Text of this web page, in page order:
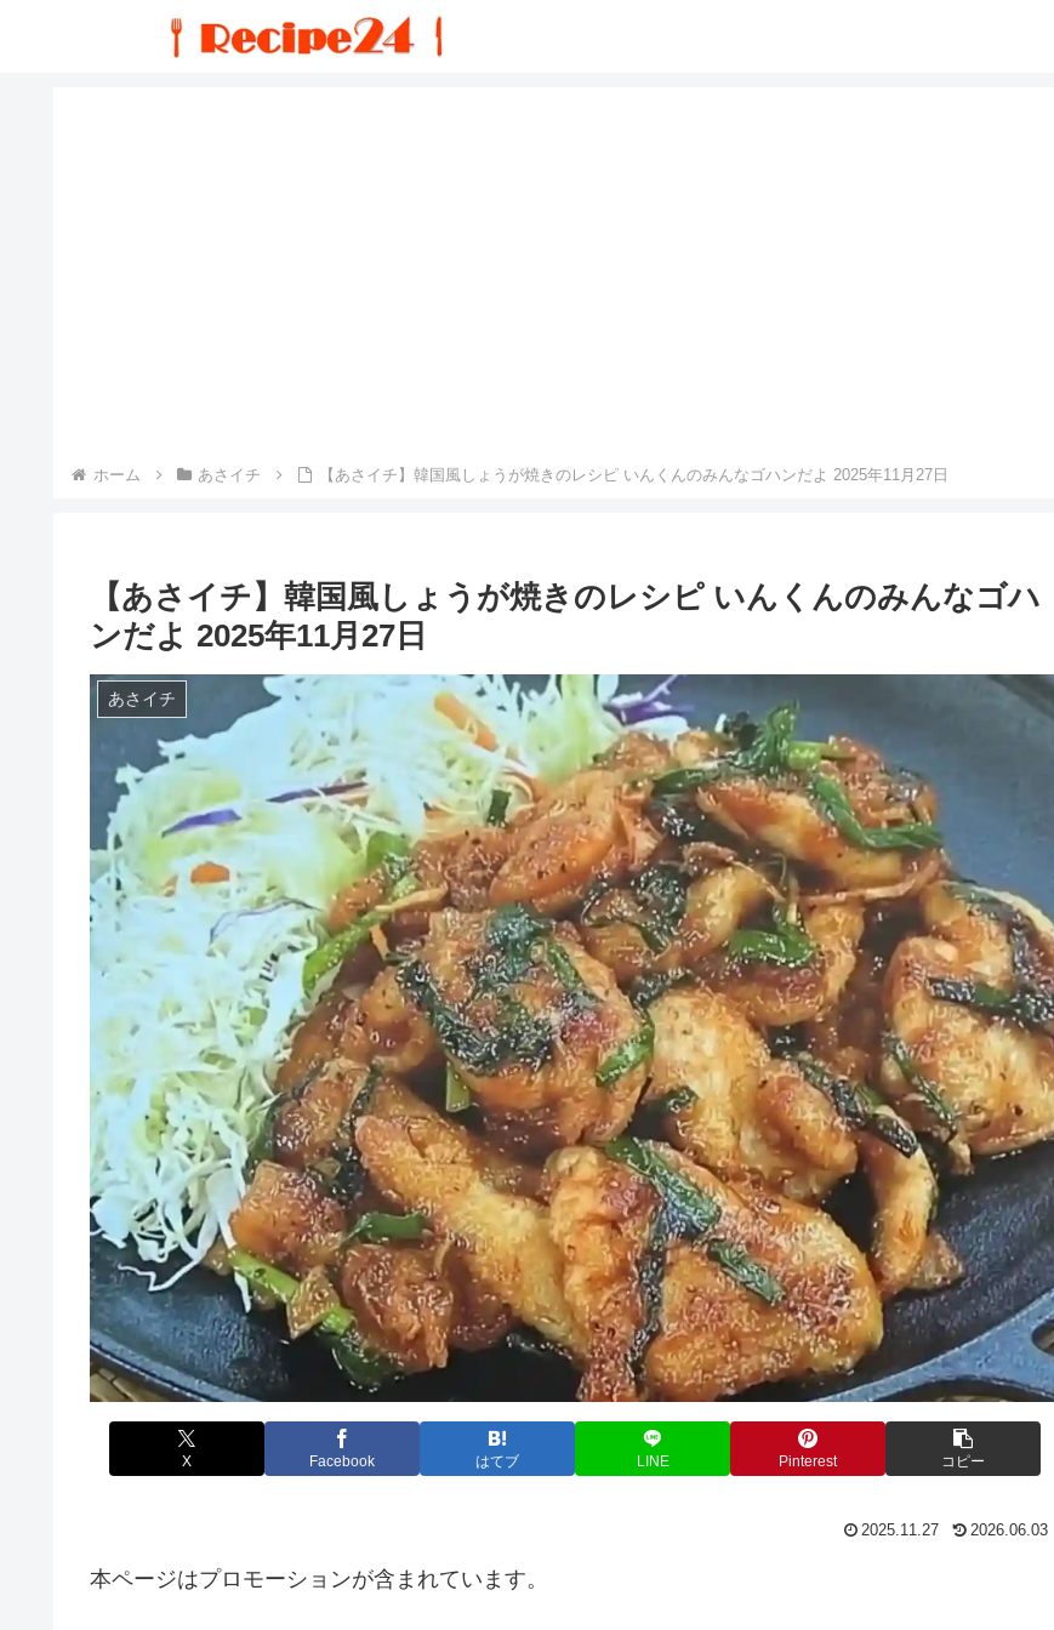
ホーム あさイチ 【あさイチ】韓国風しょうが焼きのレシピ いんくんのみんなゴハンだよ 2025年11月27日
【あさイチ】韓国風しょうが焼きのレシピ いんくんのみんなゴハ
ンだよ 2025年11月27日
あさイチ
X Facebook はてブ LINE Pinterest コピー
2025.11.27 2026.06.03
本ページはプロモーションが含まれています。